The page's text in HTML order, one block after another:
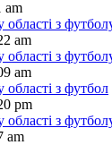
am
області з
am
області з
am
області з футбол
pm
області з
am